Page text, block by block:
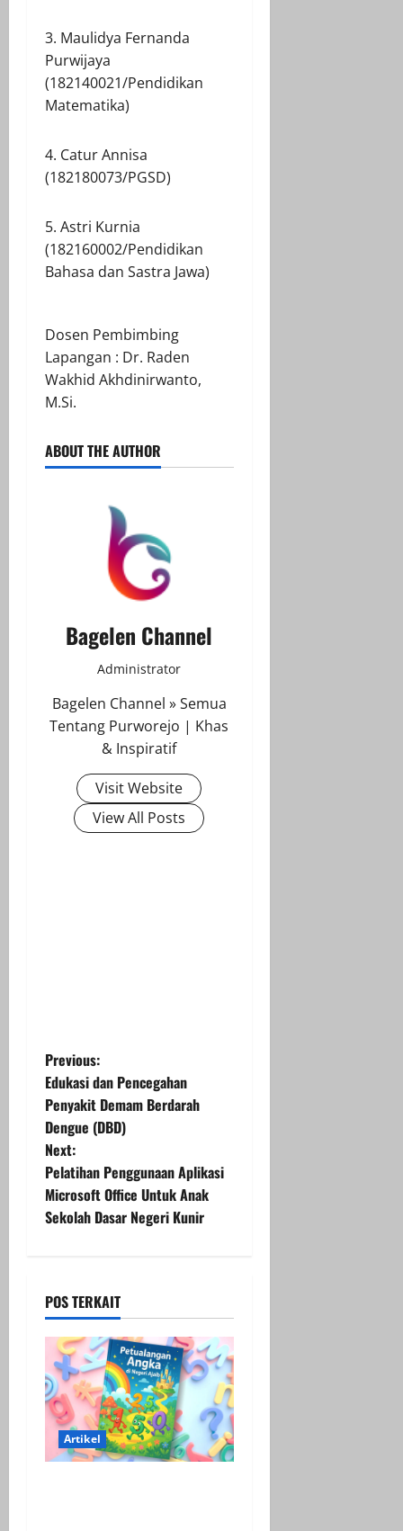
3. Maulidya Fernanda
Purwijaya
(182140021/Pendidikan
Matematika)
4. Catur Annisa
(182180073/PGSD)
5. Astri Kurnia
(182160002/Pendidikan
Bahasa dan Sastra Jawa)
Dosen Pembimbing
Lapangan : Dr. Raden
Wakhid Akhdinirwanto,
M.Si.
ABOUT THE AUTHOR
Bagelen Channel
Administrator
Bagelen Channel » Semua
Tentang Purworejo | Khas
& Inspiratif
Visit Website
View All Posts
P
o
s
t
n
v
i
g
a
Previous:
Edukasi dan Pencegahan
Penyakit Demam Berdarah
Dengue (DBD)
Next:
Pelatihan Penggunaan Aplikasi
Microsoft Office Untuk Anak
Sekolah Dasar Negeri Kunir
POS TERKAIT
Artikel